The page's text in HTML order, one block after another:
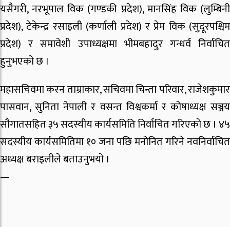
यसैगरी, नरभूपाल विक (गण्डकी प्रदेश), मानसिंह विक (लुम्बिनी
प्रदेश), टेकेन्द्र रसाइली (कर्णाली प्रदेश) र प्रेम विक (सुदूरपश्चिम
प्रदेश) र समावेशी उपाध्यक्षमा भीमबहादुर गन्धर्व निर्वाचित
हुनुभएको छ ।
महासचिवमा करन ताम्राकार, सचिवमा चिन्ता परिवार, राजेशकुमार
पासवान, सुनिता नेपाली र वसन्त विश्वकर्मा र कोषाध्यक्ष सञ्जय
सौगातसहित ३५ सदस्यीय कार्यसमिति निर्वाचित गरिएको छ । ४५
सदस्यीय कार्यसमितिमा १० जना पछि मनोनित गरिने नवनिर्वाचित
अध्यक्ष बराइलीले बताउनुभयो ।
—